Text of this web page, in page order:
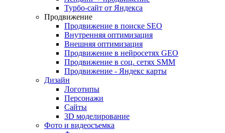
Турбо-сайт от Яндекса
Продвижение
Продвижение в поиске SEO
Внутренняя оптимизация
Внешняя оптимизация
Продвижение в нейросетях GEO
Продвижение в соц. сетях SMM
Продвижение - Яндекс карты
Дизайн
Логотипы
Персонажи
Сайты
3D моделирование
Фото и видеосъемка